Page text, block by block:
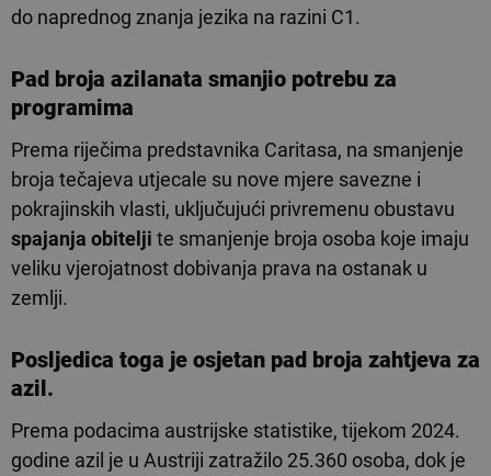
do naprednog znanja jezika na razini C1.
Pad broja azilanata smanjio potrebu za
programima
Prema riječima predstavnika Caritasa, na smanjenje
broja tečajeva utjecale su nove mjere savezne i
pokrajinskih vlasti, uključujući privremenu obustavu
spajanja obitelji te smanjenje broja osoba koje imaju
veliku vjerojatnost dobivanja prava na ostanak u
zemlji.
Posljedica toga je osjetan pad broja zahtjeva za
azil.
Prema podacima austrijske statistike, tijekom 2024.
godine azil je u Austriji zatražilo 25.360 osoba, dok je